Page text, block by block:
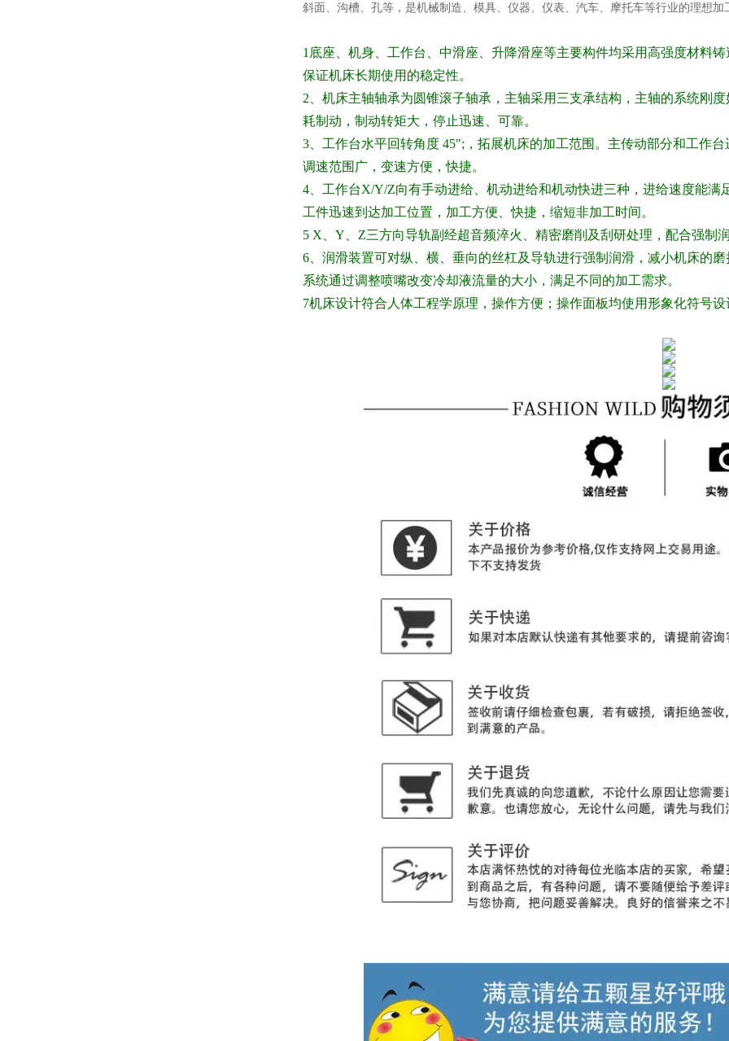
斜面、沟槽、孔等，是机械制造、模具、仪器、仪表、汽车、摩托车等行业的理想加
1 底座、机身、工作台、中滑座、升降滑座等主要构件均采用高强度材料铸
保证机床长期使用的稳定性。
2 、机床主轴轴承为圆锥滚子轴承，主轴采用三支承结构，主轴的系统刚
耗制动，制动转矩大，停止迅速、可靠。
3、工作台水平回转角度 45";，拓展机床的加工范围。主传动部分和工作台
调速范围广，变速方便，快捷。
4、工作台X/Y/Z向有手动进给、机动进给和机动快进三种，进给速度能满
工件迅速到达加工位置，加工方便、快捷，缩短非加工时间。
5 X
Y Z三方向导轨副经超音频淬火、精密磨削及刮研处理，配合强制
6 、润滑装置可对纵、横、垂向的丝杠及导轨进行强制润滑，减小机床的
系统通过调整喷嘴改变冷却液流量的大小，满足不同的加工需求。
7机床设计符合人体工程学原理，操作方便；操作面板均使用形象化符号设